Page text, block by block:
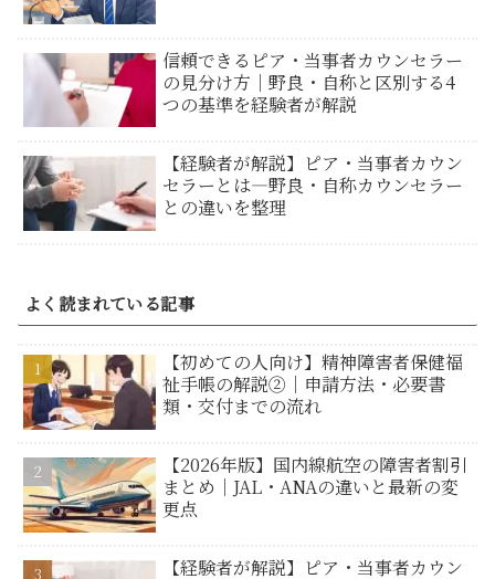
信頼できるピア・当事者カウンセラー
の見分け方｜野良・自称と区別する4
つの基準を経験者が解説
【経験者が解説】ピア・当事者カウン
セラーとは―野良・自称カウンセラー
との違いを整理
よく読まれている記事
【初めての人向け】精神障害者保健福
祉手帳の解説②｜申請方法・必要書
類・交付までの流れ
【2026年版】国内線航空の障害者割引
まとめ｜JAL・ANAの違いと最新の変
更点
【経験者が解説】ピア・当事者カウン